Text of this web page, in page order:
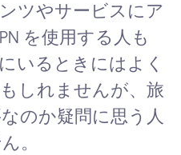
ツやサービスにア
を使用する人も
いるときにはよく
しれませんが、旅
のか疑問に思う人
。